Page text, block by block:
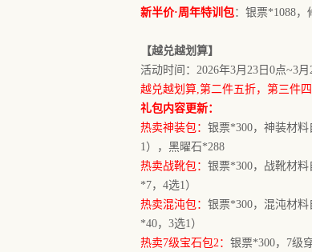
新半价·周年特训包：银票*1088，
【越兑越划算】
活动时间： 2026年3月23日0点~3月
越兑越划算,第二件五折，第三件四
礼包内容更新：
热卖神装包： 银票*300，神装材
1），黑曜石*288
热卖战靴包： 银票*300，战靴材
*7，4选1）
热卖混沌包： 银票*300，混沌材
*40，3选1）
热卖7级宝石包2： 银票*300，7级